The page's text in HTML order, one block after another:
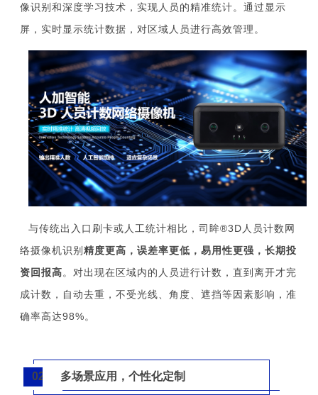
像识别和深度学习技术，实现人员的精准统计。通过显示
屏，实时显示统计数据，对区域人员进行高效管理。
与传统出入口刷卡或人工统计相比，司眸®️3D人员计数网
络摄像机识别 精度更高，误差率更低，易用性更强，长期投
资回报高。对出现在区域内的人员进行计数，直到离开才完
成计数，自动去重，不受光线、角度、遮挡等因素影响，准
确率高达98%。
02 多场景应用，个性化定制